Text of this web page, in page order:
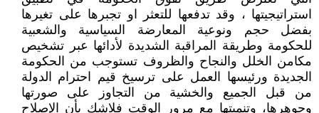
استراتيجيتها ، وقد تدفعها للتعثر او تجبرها على تغيرها
بفضل حجم ونوعية المعارضة السياسية والشعبية
للحكومة وطريقة المراقبة الشديدة لأدائها عبر تشخيص
مكامن الخلل والنجاح والظروف تستوجب من الحكومة
الجديدة ورئيسها العمل على ترسيخ قيم احترام الدولة
من قبل الجميع والخشية من التجاوز على صورتها
وجوهرها، وتنميتها مع مرور الوقت فلاشك بأن الإصلاح